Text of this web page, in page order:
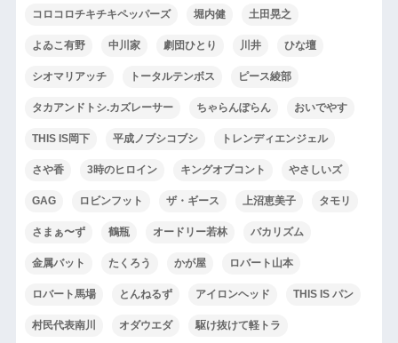
コロコロチキチキペッパーズ 堀内健 土田晃之
よゐこ有野 中川家 劇団ひとり 川井 ひな壇
シオマリアッチ トータルテンボス ピース綾部
タカアンドトシ.カズレーサー ちゃらんぽらん おいでやす
THIS IS岡下 平成ノブシコブシ トレンディエンジェル
さや香 3時のヒロイン キングオブコント やさしいズ
GAG ロビンフット ザ・ギース 上沼恵美子 タモリ
さまぁ〜ず 鶴瓶 オードリー若林 バカリズム
金属バット たくろう かが屋 ロバート山本
ロバート馬場 とんねるず アイロンヘッド THIS IS パン
村民代表南川 オダウエダ 駆け抜けて軽トラ